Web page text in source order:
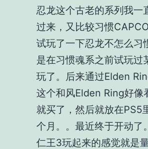
忍龙这个古老的系列我一
过来，又比较习惯
试玩了一下忍龙不怎么习
是在习惯魂系之前试玩过
玩了。后来通过Elden
这个和风Elden Ring好像
就买了，然后就放在PS5
个月。。最近终于开动了。
仁王3玩起来的感觉就是